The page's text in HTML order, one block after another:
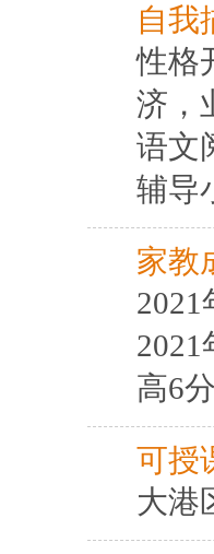
自我
性格
济，
语文
辅导
家教
高6
可授
大港